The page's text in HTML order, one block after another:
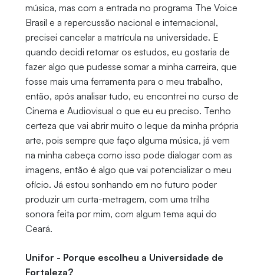
música, mas com a entrada no programa The Voice
Brasil e a repercussão nacional e internacional,
precisei cancelar a matrícula na universidade. E
quando decidi retomar os estudos, eu gostaria de
fazer algo que pudesse somar a minha carreira, que
fosse mais uma ferramenta para o meu trabalho,
então, após analisar tudo, eu encontrei no curso de
Cinema e Audiovisual o que eu eu preciso. Tenho
certeza que vai abrir muito o leque da minha própria
arte, pois sempre que faço alguma música, já vem
na minha cabeça como isso pode dialogar com as
imagens, então é algo que vai potencializar o meu
ofício. Já estou sonhando em no futuro poder
produzir um curta-metragem, com uma trilha
sonora feita por mim, com algum tema aqui do
Ceará.
Unifor - Porque escolheu a Universidade de
Fortaleza?